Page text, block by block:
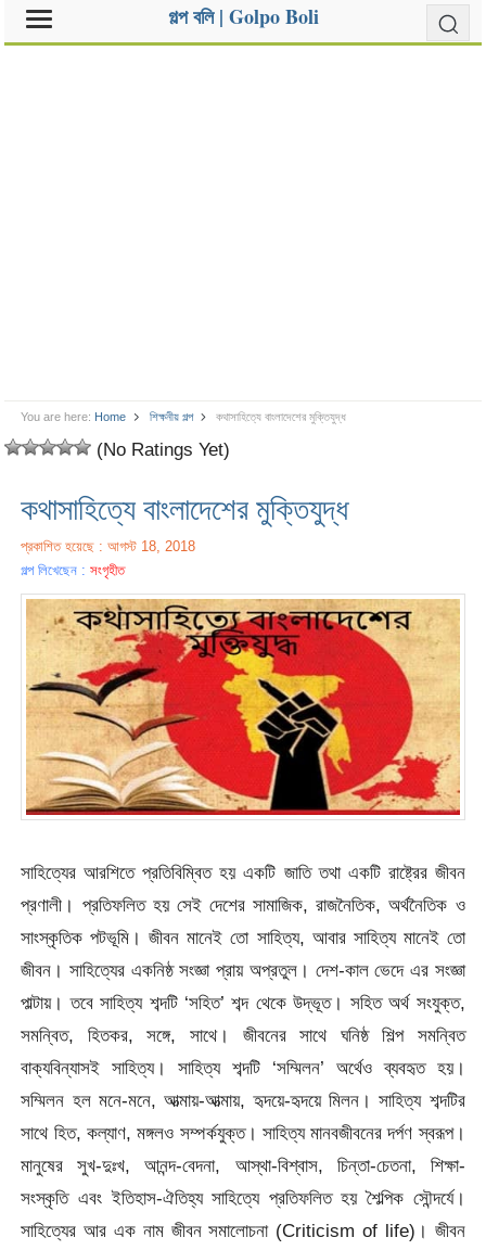
গল্প বলি | Golpo Boli
You are here: Home শিক্ষনীয় গল্প কথাসাহিত্যে বাংলাদেশের মুক্তিযুদ্ধ
(No Ratings Yet)
কথাসাহিত্যে বাংলাদেশের মুক্তিযুদ্ধ
প্রকাশিত হয়েছে : আগস্ট 18, 2018
গল্প লিখেছেন :সংগৃহীত
সাহিত্যের আরশিতে প্রতিবিম্বিত হয় একটি জাতি তথা একটি রাষ্ট্রের জীবন
প্রণালী। প্রতিফলিত হয় সেই দেশের সামাজিক, রাজনৈতিক, অর্থনৈতিক ও
সাংস্কৃতিক পটভূমি। জীবন মানেই তো সাহিত্য, আবার সাহিত্য মানেই তো
জীবন। সাহিত্যের একনিষ্ঠ সংজ্ঞা প্রায় অপ্রতুল। দেশ-কাল ভেদে এর সংজ্ঞা
পাল্টায়। তবে সাহিত্য শব্দটি ‘সহিত’ শব্দ থেকে উদ্ভূত। সহিত অর্থ সংযুক্ত,
সমন্বিত, হিতকর, সঙ্গে, সাথে। জীবনের সাথে ঘনিষ্ঠ শিল্প সমন্বিত
বাক্যবিন্যাসই সাহিত্য। সাহিত্য শব্দটি ‘সম্মিলন’ অর্থেও ব্যবহৃত হয়।
সম্মিলন হল মনে-মনে, আত্মায়-আত্মায়, হৃদয়ে-হৃদয়ে মিলন। সাহিত্য শব্দটির
সাথে হিত, কল্যাণ, মঙ্গলও সম্পর্কযুক্ত। সাহিত্য মানবজীবনের দর্পণ স্বরূপ।
মানুষের সুখ-দুঃখ, আনন্দ-বেদনা, আস্থা-বিশ্বাস, চিন্তা-চেতনা, শিক্ষা-
সংস্কৃতি এবং ইতিহাস-ঐতিহ্য সাহিত্যে প্রতিফলিত হয় শৈল্পিক সৌন্দর্যে।
সাহিত্যের আর এক নাম জীবন সমালোচনা (Criticism of life)। জীবন